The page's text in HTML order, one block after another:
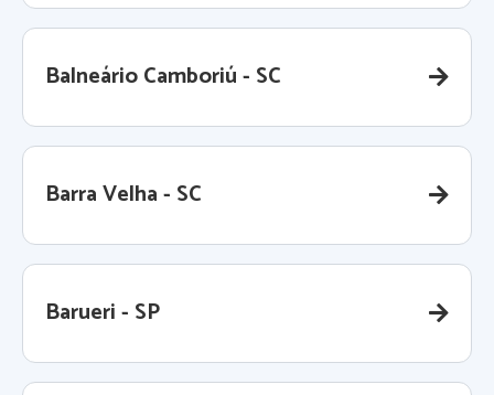
Balneário Camboriú - SC
Barra Velha - SC
Barueri - SP